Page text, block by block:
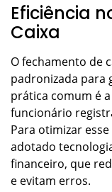
Eficiência
Caixa
O fechamento de
padronizada para
prática comum é
funcionário
Para otimizar
adotado
financeiro, que
e evitam erros.